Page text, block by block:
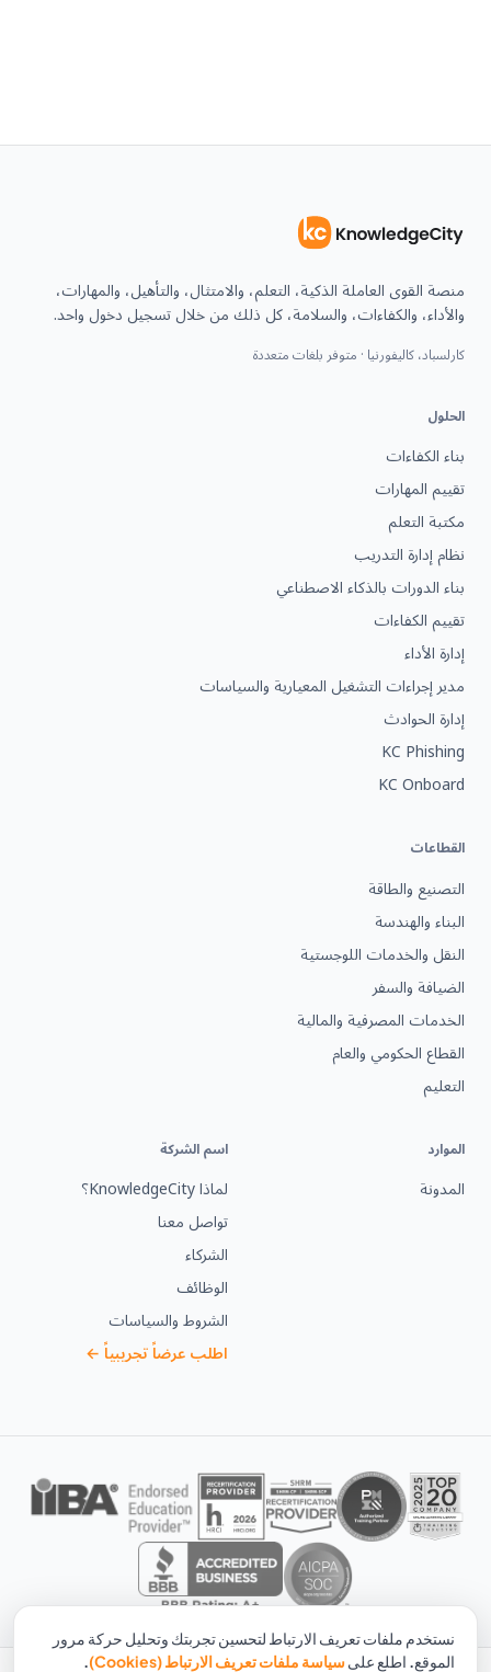
منصة القوى العاملة الذكية، التعلم، والامتثال، والتأهيل، والمهارات،
والأداء، والكفاءات، والسلامة، كل ذلك من خلال تسجيل دخول واحد.
كارلسباد، كاليفورنيا · متوفر بلغات متعددة
الحلول
بناء الكفاءات
تقييم المهارات
مكتبة التعلم
نظام إدارة التدريب
بناء الدورات بالذكاء الاصطناعي
تقييم الكفاءات
إدارة الأداء
مدير إجراءات التشغيل المعيارية والسياسات
إدارة الحوادث
KC Phishing
KC Onboard
القطاعات
التصنيع والطاقة
البناء والهندسة
النقل والخدمات اللوجستية
الضيافة والسفر
الخدمات المصرفية والمالية
القطاع الحكومي والعام
التعليم
الموارد
المدونة
اسم الشركة
لماذا KnowledgeCity؟
تواصل معنا
الشركاء
الوظائف
الشروط والسياسات
اطلب عرضاً تجريبياً ←
نستخدم ملفات تعريف الارتباط لتحسين تجربتك وتحليل حركة مرور
الموقع. اطلع علىسياسة ملفات تعريف الارتباط (Cookies) .